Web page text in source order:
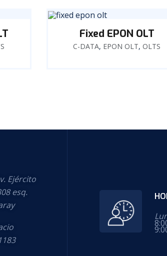
Fixed EPON OLT
C-DATA, EPON OLT,OLTS
Ejército
esq.